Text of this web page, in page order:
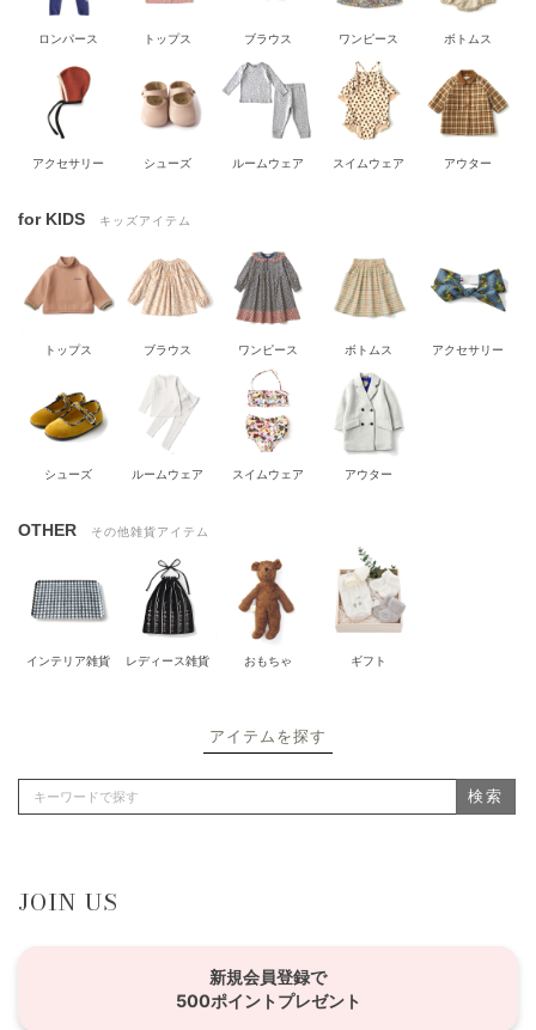
ロンパース トップス ブラウス ワンピース ボトムス
アクセサリー シューズ ルームウェア スイムウェア アウター
for KIDS キッズアイテム
トップス ブラウス ワンピース ボトムス アクセサリー
シューズ ルームウェア スイムウェア アウター
OTHER その他雑貨アイテム
インテリア雑貨 レディース雑貨 おもちゃ ギフト
アイテムを探す
検索
JOIN US
新規会員登録で
500ポイントプレゼント